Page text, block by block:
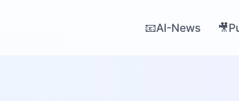
📧AI-News 🎥
AI-Agents